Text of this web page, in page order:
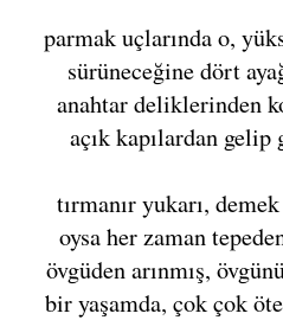
parmak uçlarında o,
sürüneceğine dört
anahtar deliklerinden
açık kapılardan gelip
tırmanır yukarı,
oysa her zaman
övgüden arınmış,
bir yaşamda, çok çok